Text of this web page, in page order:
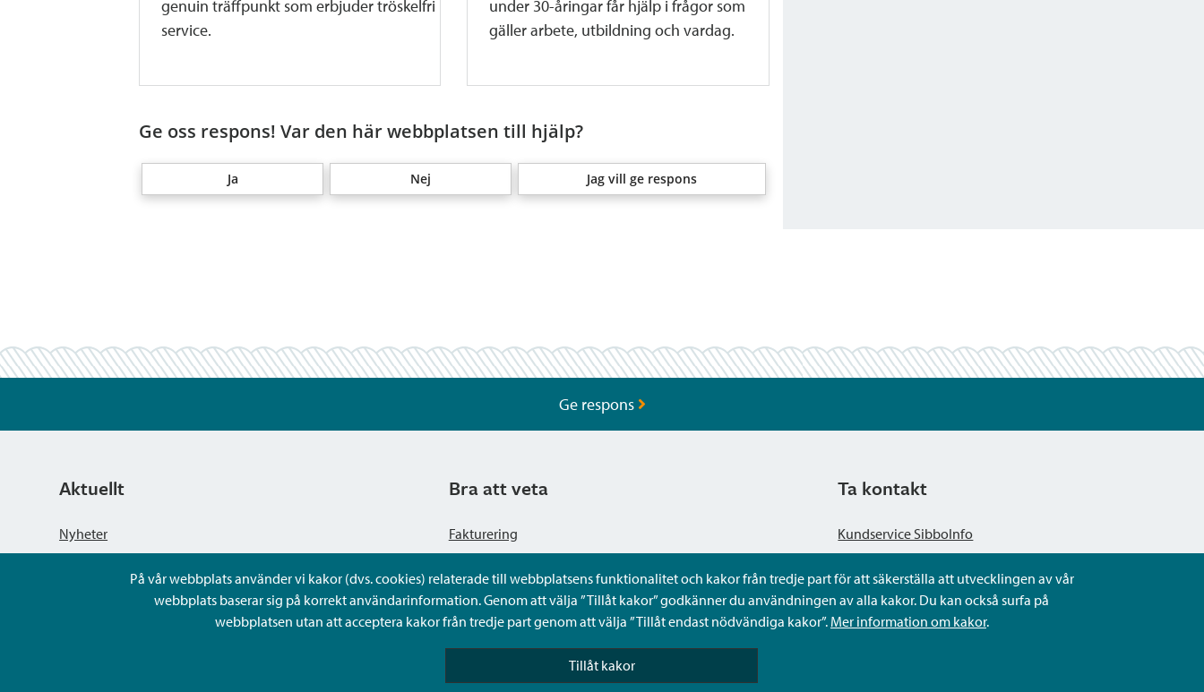
genuin träffpunkt som erbjuder tröskelfri
service.
under 30-åringar får hjälp i frågor som
gäller arbete, utbildning och vardag.
Ge oss respons! Var den här webbplatsen till hjälp?
Ja Nej Jag vill ge respons
På vår webbplats använder vi kakor (dvs. cookies) relaterade till webbplatsens funktionalitet och kakor från tredje part för att säkerställa att utvecklingen av vår
webbplats baserar sig på korrekt användarinformation. Genom att välja ”Tillåt kakor” godkänner du användningen av alla kakor. Du kan också surfa på
webbplatsen utan att acceptera kakor från tredje part genom att välja ”Tillåt endast nödvändiga kakor”. Mer information om kakor.
Tillåt kakor
Ge respons
Aktuellt
Nyheter
Kungörelser
Bra att veta
Fakturering
Dataskyddsbeskrivning
Tillgänglighetsutlåtande
Ta kontakt
Kundservice SibboInfo
Ge anonym respons
Ställ en fråga eller sköta ditt ärende